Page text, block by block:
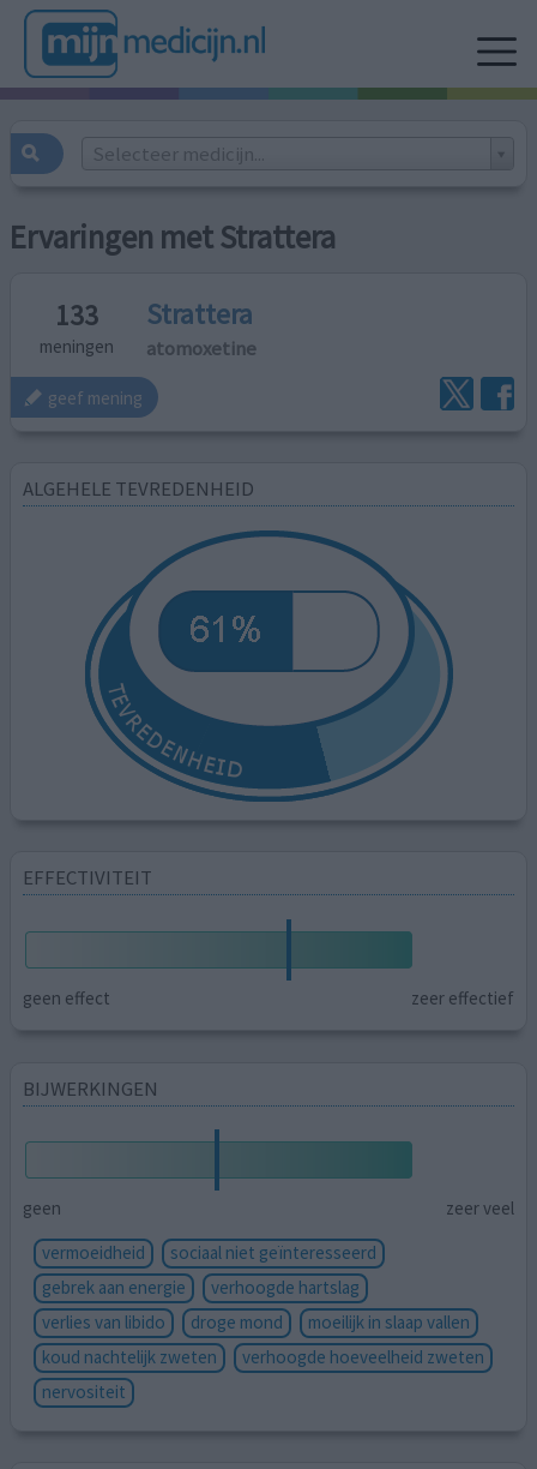
Selecteer medicijn...
Ervaringen met Strattera
133
meningen
Strattera
atomoxetine
geef mening
ALGEHELE TEVREDENHEID
EFFECTIVITEIT
geen effect zeer effectief
BIJWERKINGEN
geen
zeer veel
vermoeidheid
sociaal niet geïnteresseerd
gebrek aan energie
verhoogde hartslag
verlies van libido
droge mond
moeilijk in slaap vallen
koud nachtelijk zweten
verhoogde hoeveelheid zweten
nervositeit